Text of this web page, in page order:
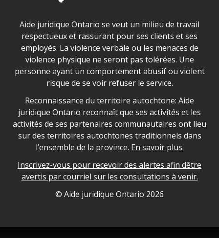
Déclaration sur la sécurité dans les locaux d'AJO.
Aide juridique Ontario se veut un milieu de travail
respectueux et rassurant pour ses clients et ses
employés. La violence verbale ou les menaces de
violence physique ne seront pas tolérées. Une
personne ayant un comportement abusif ou violent
risque de se voir refuser le service.
Legal Aid Ontario land acknowledgement
Reconnaissance du territoire autochtone: Aide
juridique Ontario reconnaît que ses activités et les
activités de ses partenaires communautaires ont lieu
sur des territoires autochtones traditionnels dans
l’ensemble de la province. En savoir plus.
Inscrivez-vous pour recevoir des alertes afin dêtre
avertis par courriel sur les consultations à venir.
Legal Aid Ontario copyright information
© Aide juridique Ontario 2026